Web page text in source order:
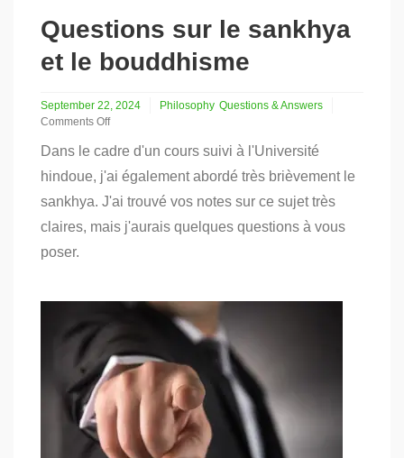
Questions sur le sankhya
et le bouddhisme
September 22, 2024 Philosophy Questions & Answers
Comments Off
Questions
sur
le
sankhya
le
bouddhisme
Dans le cadre d'un cours suivi à l'Université
hindoue, j'ai également abordé très brièvement le
sankhya. J'ai trouvé vos notes sur ce sujet très
claires, mais j'aurais quelques questions à vous
poser.